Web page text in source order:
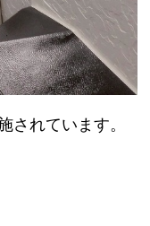
されています。